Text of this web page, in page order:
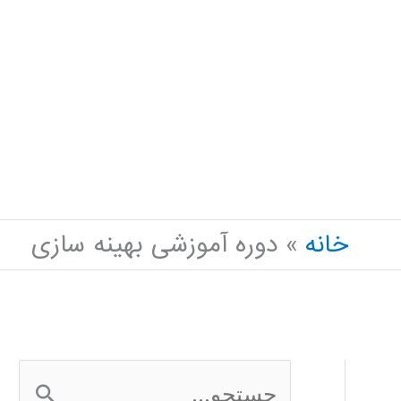
خانه
دوره آموزشی بهینه سازی